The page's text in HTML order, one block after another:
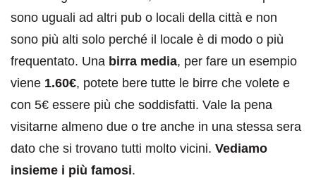
sono uguali ad altri pub o locali della città e non
sono più alti solo perché il locale è di modo o più
frequentato. Una birra media, per fare un esempio
viene 1.60€, potete bere tutte le birre che volete e
con 5€ essere più che soddisfatti. Vale la pena
visitarne almeno due o tre anche in una stessa sera
dato che si trovano tutti molto vicini. Vediamo
insieme i più famosi.